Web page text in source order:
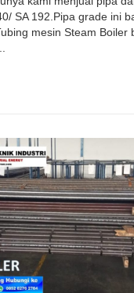
SA 192.Pipa grade ini
mesin Steam Boiler